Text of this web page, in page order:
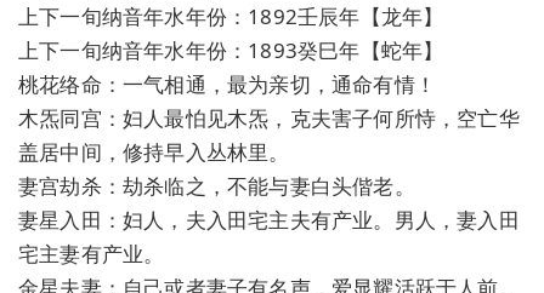
上下一旬纳音年水年份：1892壬辰年【龙年】
上下一旬纳音年水年份：1893癸巳年【蛇年】
桃花络命：一气相通，最为亲切，通命有情！
木炁同宫：妇人最怕见木炁，克夫害子何所恃，空亡华
盖居中间，修持早入丛林里。
妻宫劫杀：劫杀临之，不能与妻白头偕老。
妻星入田：妇人，夫入田宅主夫有产业。男人，妻入田
宅主妻有产业。
金星夫妻：自己或者妻子有名声，爱显耀活跃于人前。